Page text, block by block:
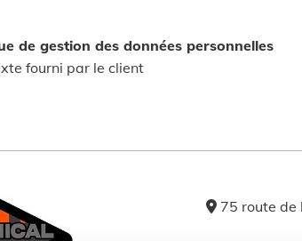
de gestion des données personnelles
fourni par le client
75 route de